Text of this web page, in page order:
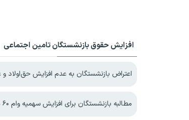
افزایش حقوق بازنشستگان تامین اجتماعی
اعتراض بازنشستگان به عدم افزایش حق‌اولاد و
مطالبه بازنشستگان برای افزایش سهمیه‌ وام ۶۰ میلیونی